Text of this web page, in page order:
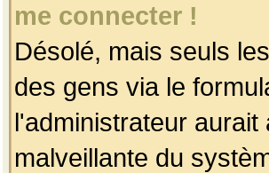
me connecter !
Désolé, mais seuls
des gens via le
l'administrateur
malveillante du